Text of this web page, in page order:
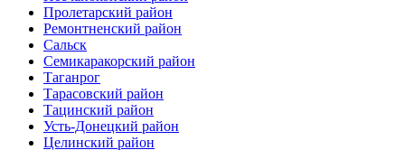
Пролетарский район
Ремонтненский район
Сальск
Семикаракорский район
Таганрог
Тарасовский район
Тацинский район
Усть-Донецкий район
Целинский район